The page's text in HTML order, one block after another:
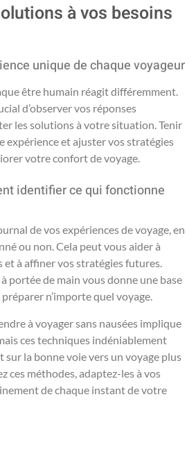
à vos besoins
unique de chaque voyageur
être humain réagit différemment.
d’observer vos réponses
les solutions à votre situation. Tenir
expérience et ajuster vos stratégies
votre confort de voyage.
identifier ce qui fonctionne
de vos expériences de voyage, en
ou non. Cela peut vous aider à
et à affiner vos stratégies futures.
portée de main vous donne une base
n’importe quel voyage.
à voyager sans nausées implique
ces techniques indéniablement
la bonne voie vers un voyage plus
ces méthodes, adaptez-les à vos
de chaque instant de votre